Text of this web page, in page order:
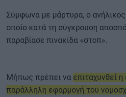
Σύμφωνα με μάρτυρα, ο
οποίο κατά τη σύγκρουση
παραβίασε πινακίδα «στοπ».
Μήπως πρέπει να επιταχυνθεί
παράλληλη εφαρμογή του